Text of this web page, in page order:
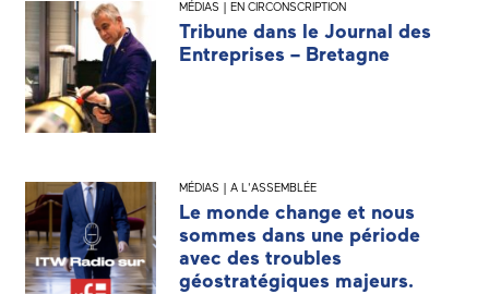
MÉDIAS | EN CIRCONSCRIPTION
Tribune dans le Journal des
Entreprises – Bretagne
MÉDIAS | A L'ASSEMBLÉE
Le monde change et nous
sommes dans une période
avec des troubles
géostratégiques majeurs.